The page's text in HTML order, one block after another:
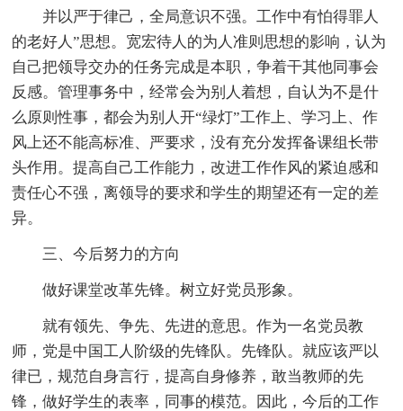
并以严于律己，全局意识不强。工作中有怕得罪人
的老好人”思想。宽宏待人的为人准则思想的影响，认为
自己把领导交办的任务完成是本职，争着干其他同事会
反感。管理事务中，经常会为别人着想，自认为不是什
么原则性事，都会为别人开“绿灯”工作上、学习上、作
风上还不能高标准、严要求，没有充分发挥备课组长带
头作用。提高自己工作能力，改进工作作风的紧迫感和
责任心不强，离领导的要求和学生的期望还有一定的差
异。
三、今后努力的方向
做好课堂改革先锋。树立好党员形象。
就有领先、争先、先进的意思。作为一名党员教
师，党是中国工人阶级的先锋队。先锋队。就应该严以
律已，规范自身言行，提高自身修养，敢当教师的先
锋，做好学生的表率，同事的模范。因此，今后的工作